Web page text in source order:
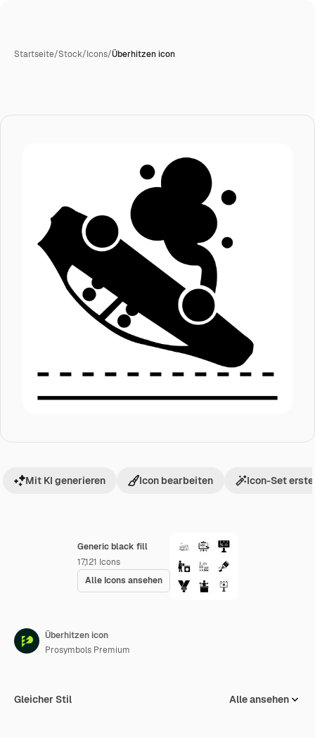
Startseite/Stock/Icons/Überhitzen icon
Generic black fill
17,121 Icons
Alle Icons ansehen
Mit KI generieren Icon bearbeiten Icon-Set
Überhitzen icon
Prosymbols Premium
Gleicher Stil Alle ansehen